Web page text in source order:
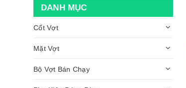
DANH MỤC
Cốt Vợt
Mặt Vợt
Bộ Vợt Bán Chạy